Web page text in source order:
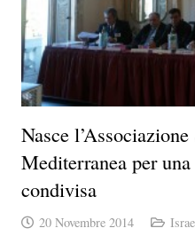
Nasce
Mediterranea per
condivisa
20 Novembre 2014